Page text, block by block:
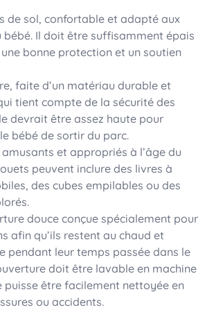
de sol, confortable et adapté aux
bébé. Il doit être suffisamment épais
bonne protection et un soutien
faite d’un matériau durable et
tient compte de la sécurité des
devrait être assez haute pour
bébé de sortir du parc.
amusants et appropriés à l’âge du
peuvent inclure des livres à
des cubes empilables ou des
douce conçue spécialement pour
afin qu’ils restent au chaud et
pendant leur temps passée dans le
doit être lavable en machine
puisse être facilement nettoyée en
ou accidents.